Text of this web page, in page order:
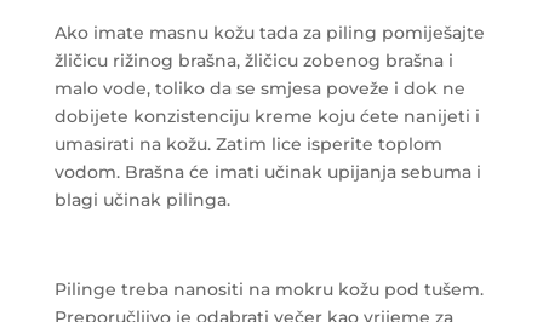
Ako imate masnu kožu tada za piling pomiješajte
žličicu rižinog brašna, žličicu zobenog brašna i
malo vode, toliko da se smjesa poveže i dok ne
dobijete konzistenciju kreme koju ćete nanijeti i
umasirati na kožu. Zatim lice isperite toplom
vodom. Brašna će imati učinak upijanja sebuma i
blagi učinak pilinga.
Pilinge treba nanositi na mokru kožu pod tušem.
Preporučljivo je odabrati večer kao vrijeme za